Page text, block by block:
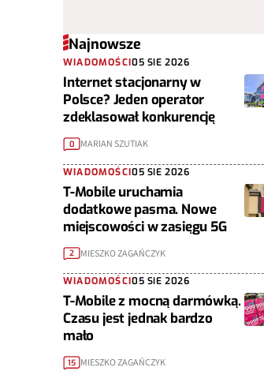
Najnowsze
WIADOMOŚCI05 SIE 2026
Internet stacjonarny w
Polsce? Jeden operator
zdeklasował konkurencję
0 MARIAN SZUTIAK
WIADOMOŚCI05 SIE 2026
T-Mobile uruchamia
dodatkowe pasma. Nowe
miejscowości w zasięgu 5G
2 MIESZKO ZAGAŃCZYK
WIADOMOŚCI05 SIE 2026
T-Mobile z mocną darmówką.
Czasu jest jednak bardzo
mało
15 MIESZKO ZAGAŃCZYK